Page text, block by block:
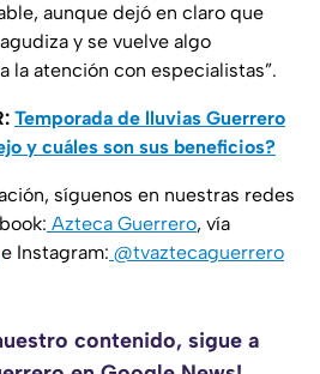
aunque dejó en claro que
y se vuelve algo
la atención con especialistas”.
Temporada de lluvias Guerrero
y cuáles son sus beneficios?
síguenos en nuestras redes
Azteca Guerrero, vía
e Instagram: @tvaztecaguerrero
contenido, sigue a